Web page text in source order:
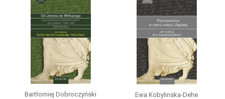
Bartłomiej Dobroczyński Ewa Kobylinska-Dehe